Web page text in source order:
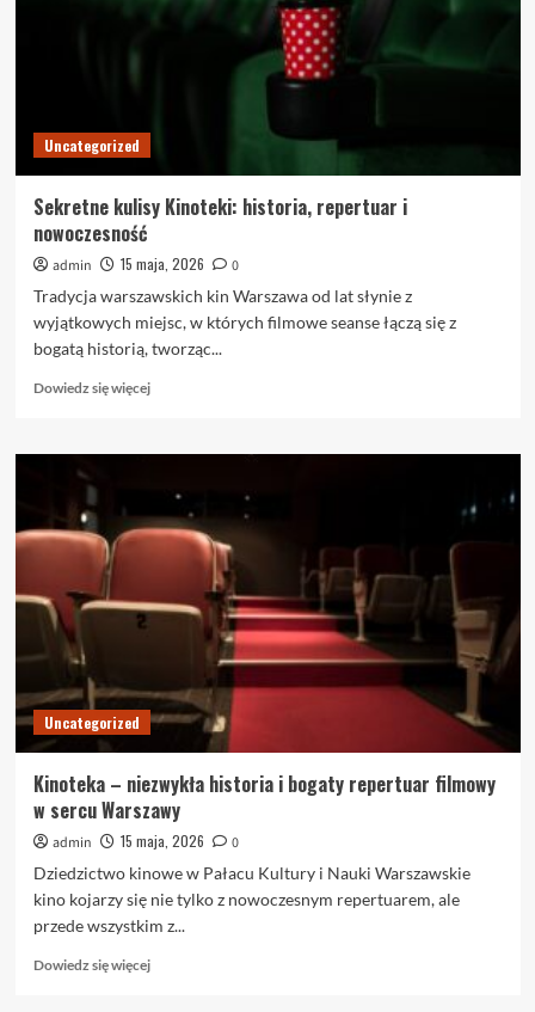
to
Uncategorized
Sekretne kulisy Kinoteki: historia, repertuar i
nowoczesność
admin 15 maja, 2026
0
Tradycja warszawskich kin Warszawa od lat słynie z
wyjątkowych miejsc, w których filmowe seanse łączą się z
bogatą historią, tworząc...
Dowiedz się więcejDowiedz
o
kulisy
Kinoteki:
historia,
repertuar
nowoczesność
Uncategorized
Kinoteka – niezwykła historia i bogaty repertuar filmowy
w sercu Warszawy
admin 15 maja, 2026
0
Dziedzictwo kinowe w Pałacu Kultury i Nauki Warszawskie
kino kojarzy się nie tylko z nowoczesnym repertuarem, ale
przede wszystkim z...
Dowiedz się więcejDowiedz